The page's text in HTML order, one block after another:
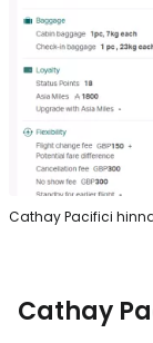
Cathay Pacifici
Cathay